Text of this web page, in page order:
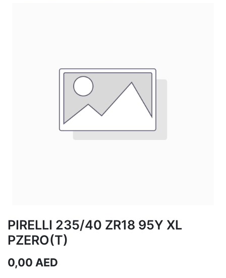
PIRELLI 235/40 ZR18 95Y XL
PZERO(T)
0,00 AED